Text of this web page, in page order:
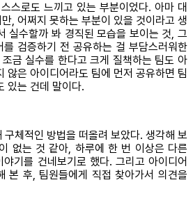
스로도 느끼고 있는 부분이었다. 아마 대
, 어쩌지 못하는 부분이 있을 것이라고 생
실수할까 봐 경직된 모습을 보이는 것, 그
검증하기 전 공유하는 걸 부담스러워한
금 실수를 한다고 크게 질책하는 팀도 아
않은 아이디어라도 팀에 먼저 공유하면 팀
있는 건데 말이다.
구체적인 방법을 떠올려 보았다. 생각해 보
없는 것 같아, 하루에 한 번 이상은 다른
기를 건네보기로 했다. 그리고 아이디어
본 후, 팀원들에게 직접 찾아가서 의견을